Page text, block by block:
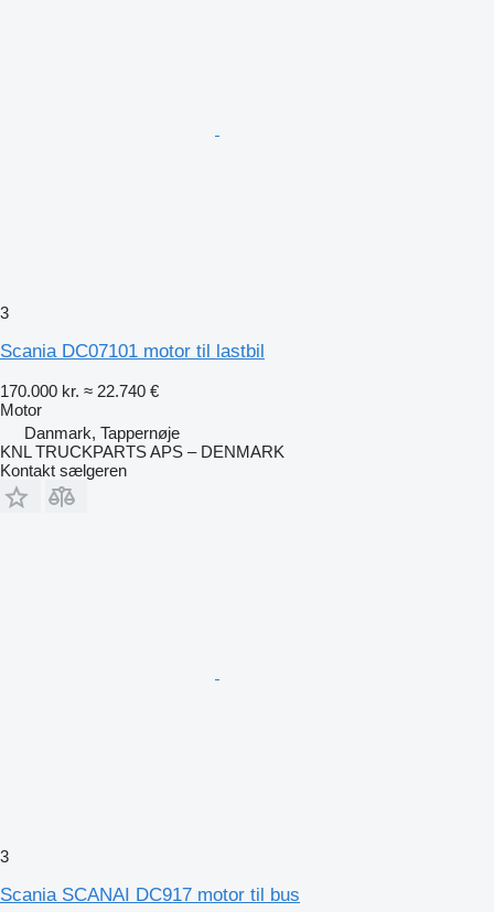
3
Scania DC07101 motor til lastbil
170.000 kr. ≈ 22.740 €
Motor
Danmark, Tappernøje
KNL TRUCKPARTS APS – DENMARK
Kontakt sælgeren
3
Scania SCANAI DC917 motor til bus